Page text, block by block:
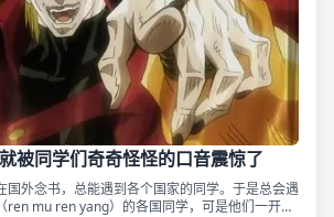
被同学们奇奇怪怪的口音震惊了
国外念书，总能遇到各个国家的同学。于是总会遇
ren mu ren yang）的各国同学，可是他们一开